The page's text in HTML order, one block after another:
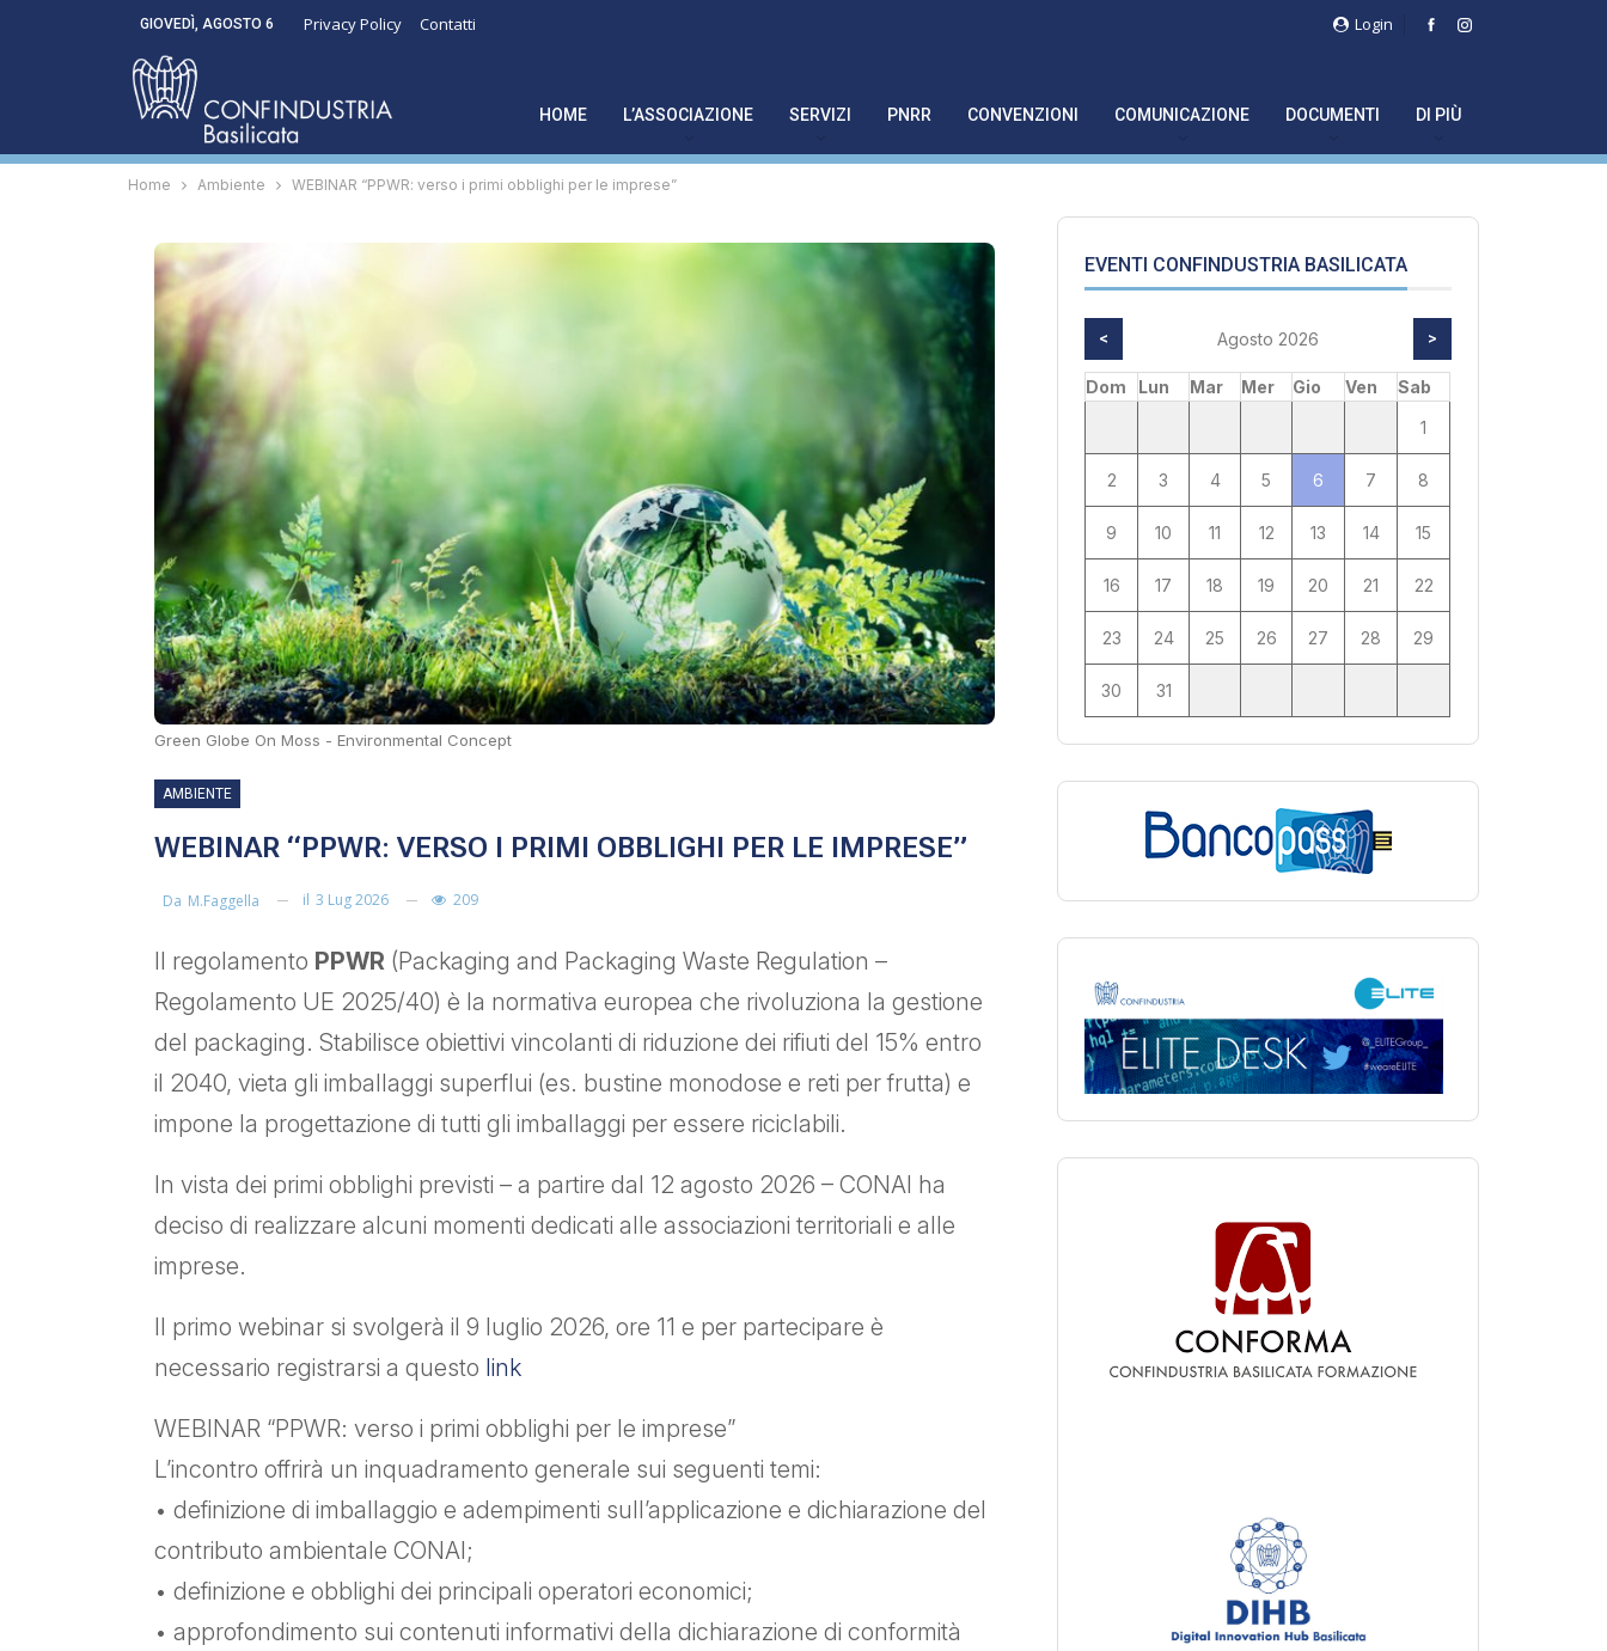
Login
GIOVEDÌ, AGOSTO 6 Privacy Policy Contatti
HOME L’ASSOCIAZIONE SERVIZI PNRR CONVENZIONI COMUNICAZIONE DOCUMENTI DI PIÙ
Home Ambiente WEBINAR “PPWR: verso i primi obblighi per le imprese”
Green Globe On Moss - Environmental Concept
AMBIENTE
WEBINAR “PPWR: VERSO I PRIMI OBBLIGHI PER LE IMPRESE”
Da M.faggella il 3 Lug 2026 209
Il regolamento PPWR (Packaging and Packaging Waste Regulation –
Regolamento UE 2025/40) è la normativa europea che rivoluziona la gestione
del packaging. Stabilisce obiettivi vincolanti di riduzione dei rifiuti del 15% entro
il 2040, vieta gli imballaggi superflui (es. bustine monodose e reti per frutta) e
impone la progettazione di tutti gli imballaggi per essere riciclabili.
In vista dei primi obblighi previsti – a partire dal 12 agosto 2026 – CONAI ha
deciso di realizzare alcuni momenti dedicati alle associazioni territoriali e alle
imprese.
Il primo webinar si svolgerà il 9 luglio 2026, ore 11 e per partecipare è
necessario registrarsi a questo link
WEBINAR “PPWR: verso i primi obblighi per le imprese”
L’incontro offrirà un inquadramento generale sui seguenti temi:
• definizione di imballaggio e adempimenti sull’applicazione e dichiarazione del
contributo ambientale CONAI;
• definizione e obblighi dei principali operatori economici;
• approfondimento sui contenuti informativi della dichiarazione di conformità
EVENTI CONFINDUSTRIA BASILICATA
< Agosto 2026 >
Dom Lun Mar Mer Gio Ven
Sab
1
2 3 4 5 6 7 8
9 10 11 12 13 14 15
16 17 18 19 20 21 22
23 24 25 26 27 28 29
30 31